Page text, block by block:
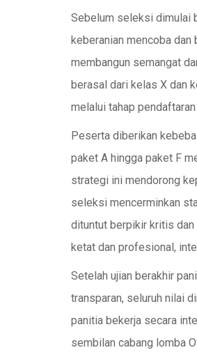
Sebelum seleksi dimulai
keberanian mencoba
membangun semangat
berasal dari kelas X dan
melalui tahap
Peserta diberikan
paket A hingga paket F
strategi ini mendorong
seleksi mencerminkan
dituntut berpikir kritis dan
ketat dan profesional,
Setelah ujian berakhir
transparan, seluruh nilai
panitia bekerja secara
sembilan cabang lomba